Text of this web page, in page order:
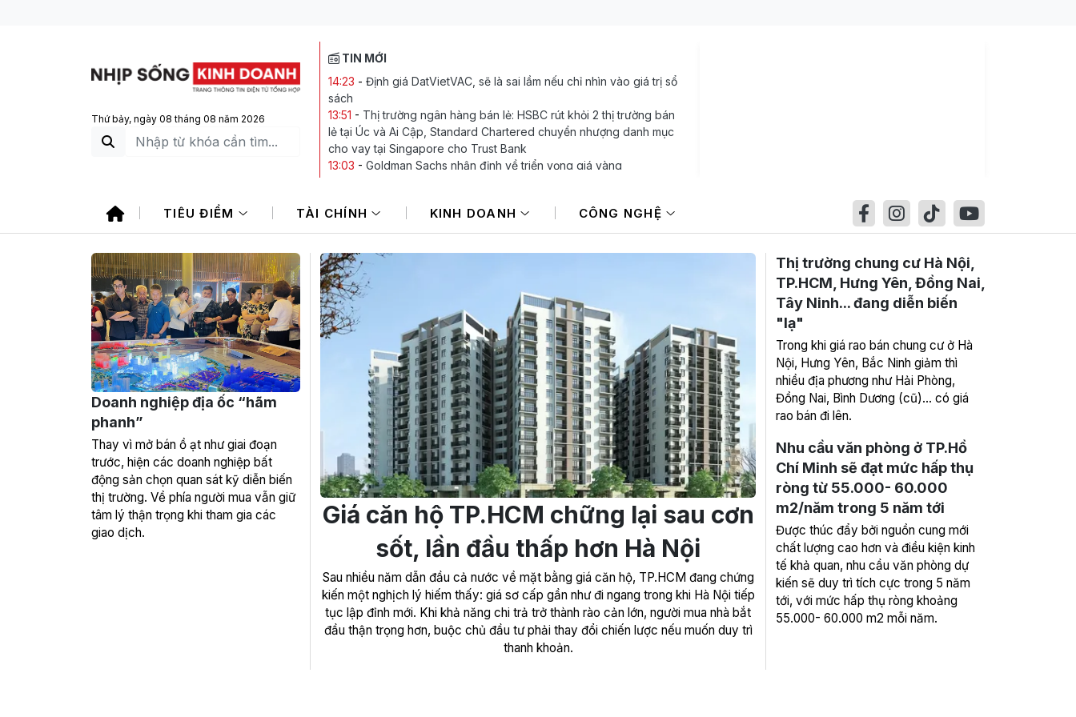
Thứ bảy, ngày 08 tháng 08 năm 2026
TIN MỚI
14:23 - Định giá DatVietVAC, sẽ là sai lầm nếu chỉ nhìn vào giá trị sổ
sách
13:51 - Thị trường ngân hàng bán lẻ: HSBC rút khỏi 2 thị trường bán
lẻ tại Úc và Ai Cập, Standard Chartered chuyển nhượng danh mục
cho vay tại Singapore cho Trust Bank
13:03 - Goldman Sachs nhận định về triển vọng giá vàng
12:00- Cú sốc việc làm Mỹ đẩy đồng USD lao dốc
11:29-Giá dầu thế giới ghi nhận tuần giảm mạnh khi eo biển
TIÊU ĐIỂM TÀI CHÍNH KINH DOANH CÔNG NGHỆ
Doanh nghiệp địa ốc “hãm
phanh”
Thay vì mở bán ồ ạt như giai đoạn
trước, hiện các doanh nghiệp bất
động sản chọn quan sát kỹ diễn biến
thị trường. Về phía người mua vẫn giữ
tâm lý thận trọng khi tham gia các
giao dịch.
Giá căn hộ TP.HCM chững lại sau cơn
sốt, lần đầu thấp hơn Hà Nội
Sau nhiều năm dẫn đầu cả nước về mặt bằng giá căn hộ, TP.HCM đang chứng
kiến một nghịch lý hiếm thấy: giá sơ cấp gần như đi ngang trong khi Hà Nội tiếp
tục lập đỉnh mới. Khi khả năng chi trả trở thành rào cản lớn, người mua nhà bắt
đầu thận trọng hơn, buộc chủ đầu tư phải thay đổi chiến lược nếu muốn duy trì
thanh khoản.
Thị trường chung cư Hà Nội,
TP.HCM, Hưng Yên, Đồng Nai,
Tây Ninh... đang diễn biến
"lạ"
Trong khi giá rao bán chung cư ở Hà
Nội, Hưng Yên, Bắc Ninh giảm thì
nhiều địa phương như Hải Phòng,
Đồng Nai, Bình Dương (cũ)... có giá
rao bán đi lên.
Nhu cầu văn phòng ở TP.Hồ
Chí Minh sẽ đạt mức hấp thụ
ròng từ 55.000- 60.000
m2/năm trong 5 năm tới
Được thúc đẩy bởi nguồn cung mới
chất lượng cao hơn và điều kiện kinh
tế khả quan, nhu cầu văn phòng dự
kiến sẽ duy trì tích cực trong 5 năm
tới, với mức hấp thụ ròng khoảng
55.000- 60.000 m2 mỗi năm.